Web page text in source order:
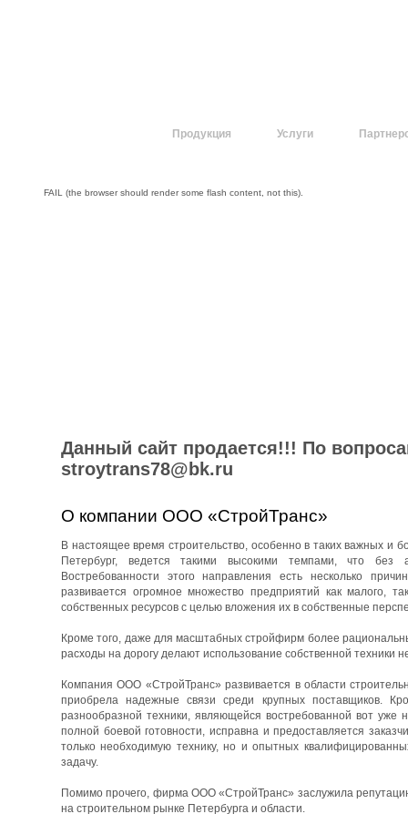
Продукция Услуги
FAIL (the browser should render some flash content, not this).
Данный сайт продается!!! По
stroytrans78@bk.ru
О компании ООО «СтройТранс»
В настоящее время строительство, особенно в таких важных и
Петербург, ведется такими высокими темпами, что без
Востребованности этого направления есть несколько
развивается огромное множество предприятий как малого,
собственных ресурсов с целью вложения их в собственные
Кроме того, даже для масштабных стройфирм более
расходы на дорогу делают использование собственной техники
Компания ООО «СтройТранс» развивается в области
приобрела надежные связи среди крупных поставщиков.
разнообразной техники, являющейся востребованной вот уже
полной боевой готовности, исправна и предоставляется
только необходимую технику, но и опытных
задачу.
Помимо прочего, фирма ООО «СтройТранс» заслужила
на строительном рынке Петербурга и области.